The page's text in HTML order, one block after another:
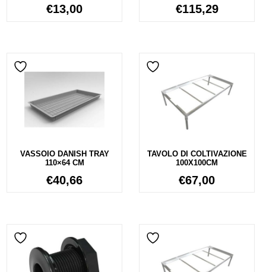
€13,00 €115,29
VASSOIO DANISH TRAY
110×64 CM
€40,66
TAVOLO DI COLTIVAZIONE
100X100CM
€67,00